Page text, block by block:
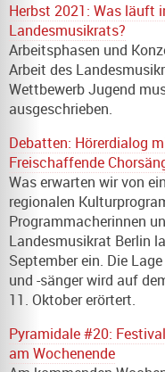
Herbst 2021: Was läuft
Landesmusikrats?
Arbeitsphasen und
Arbeit des
Wettbewerb Jugend
ausgeschrieben.
Debatten: Hörerdialog
Freischaffende
Was erwarten wir von
regionalen
Programmacherinnen
Landesmusikrat Berlin
September ein. Die
und -sänger wird auf
11. Oktober erörtert.
Pyramidale #20:
am Wochenende